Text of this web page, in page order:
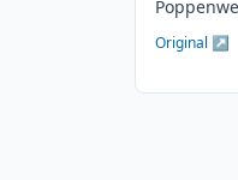
Original ↗